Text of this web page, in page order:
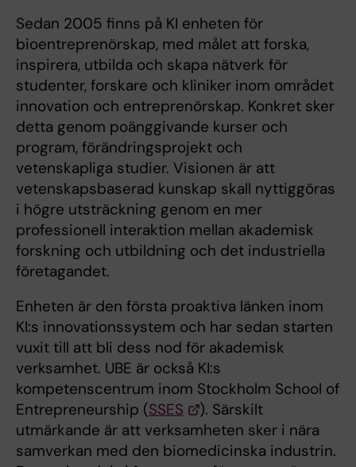
Sedan 2005 finns på KI enheten för
bioentreprenörskap, med målet att forska,
inspirera, utbilda och skapa nätverk för
studenter, forskare och kliniker inom området
innovation och entreprenörskap. Konkret sker
detta genom poänggivande kurser och
program, förändringsprojekt och
vetenskapliga studier. Visionen är att
vetenskapsbaserad kunskap skall nyttiggöras
i högre utsträckning genom en mer
professionell interaktion mellan akademisk
forskning och utbildning och det industriella
företagandet.
Enheten är den första proaktiva länken inom
KI:s innovationssystem och har sedan starten
vuxit till att bli dess nod för akademisk
verksamhet. UBE är också KI:s
kompetenscentrum inom Stockholm School of
Entrepreneurship (SSES
). Särskilt
utmärkande är att verksamheten sker i nära
samverkan med den biomedicinska industrin.